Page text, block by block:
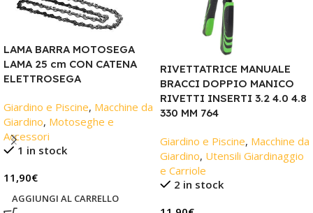
LAMA BARRA MOTOSEGA
LAMA 25 cm CON CATENA
ELETTROSEGA
Giardino e Piscine, Macchine da
Giardino, Motoseghe e
Accessori
1 in stock
11,90€
AGGIUNGI AL CARRELLO
RIVETTATRICE MANUALE
BRACCI DOPPIO MANICO
RIVETTI INSERTI 3.2 4.0 4.8
330 MM 764
Giardino e Piscine, Macchine da
Giardino, Utensili Giardinaggio
e Carriole
2 in stock